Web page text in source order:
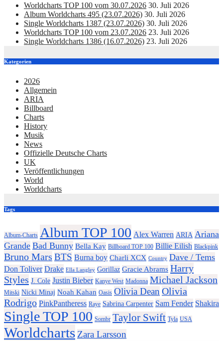
Worldcharts TOP 100 vom 30.07.2026 30. Juli 2026
Album Worldcharts 495 (23.07.2026) 30. Juli 2026
Single Worldcharts 1387 (23.07.2026) 30. Juli 2026
Worldcharts TOP 100 vom 23.07.2026 23. Juli 2026
Single Worldcharts 1386 (16.07.2026) 23. Juli 2026
Kategorien
2026
Allgemein
ARIA
Billboard
Charts
History
Musik
News
Offizielle Deutsche Charts
UK
Veröffentlichungen
World
Worldcharts
Tags
Album-Charts Album TOP 100 Alex Warren ARIA Ariana
Grande Bad Bunny Bella Kay Billboard TOP 100 Billie Eilish Blackpink
Bruno Mars BTS Burna boy Charli XCX Country Dave / Tems
Don Toliver Drake Ella Langley Gorillaz Gracie Abrams Harry
Styles J. Cole Justin Bieber Kanye West Madonna Michael Jackson
Mitski Nicki Minaj Noah Kahan Oasis Olivia Dean Olivia
Rodrigo PinkPantheress Raye Sabrina Carpenter Sam Fender Shakira
Single TOP 100 Sombr Taylor Swift Tyla USA
Worldcharts Zara Larsson